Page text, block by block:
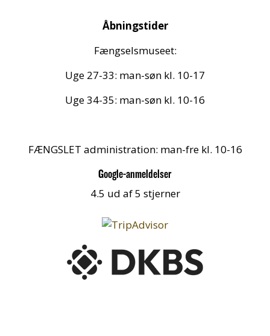
Åbningstider
Fængselsmuseet:
Uge 27-33: man-søn kl. 10-17
Uge 34-35: man-søn kl. 10-16
FÆNGSLET administration: man-fre kl. 10-16
Google-anmeldelser
4.5 ud af 5 stjerner